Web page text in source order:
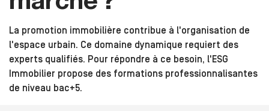
La promotion immobilière contribue à l'organisation de
l'espace urbain. Ce domaine dynamique requiert des
experts qualifiés. Pour répondre à ce besoin, l'ESG
Immobilier propose des formations professionnalisantes
de niveau bac+5.